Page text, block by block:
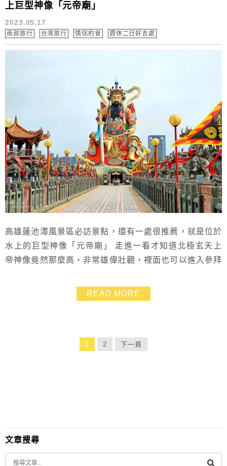
上巨型神像「元帝廟」
2023.05.17
南部旅行 台灣旅行 情侶約會 週休二日好去處
高雄蓮池潭風景區必訪景點，還有一處很推薦，就是位於
水上的巨型神像「元帝廟」 走進一看才知道北極玄天上
帝神像竟然那麼高，非常雄偉壯觀，裡面也可以進入參拜
READ MORE
1 2 下一頁
文章搜尋